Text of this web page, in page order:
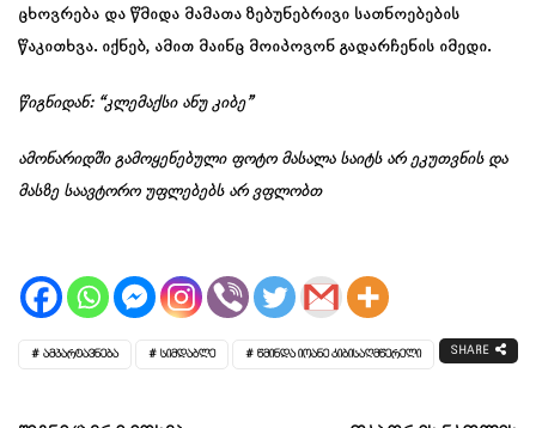
ცხოვრება და წმიდა მამათა ზებუნებრივი სათნოებების
წაკითხვა. იქნებ, ამით მაინც მოიპოვონ გადარჩენის იმედი.
წიგნიდან: “კლემაქსი ანუ კიბე”
ამონარიდში გამოყენებული ფოტო მასალა საიტს არ ეკუთვნის და
მასზე საავტორო უფლებებს არ ვფლობთ
ᲐᲛᲞᲐᲠᲢᲐᲕᲜᲔᲑᲐ ᲡᲘᲛᲓᲐᲑᲚᲔ ᲬᲛᲘᲜᲓᲐ ᲘᲝᲐᲜᲔ ᲙᲘᲑᲘᲡᲐᲦᲛᲬᲔᲠᲔᲚᲘ SHARE